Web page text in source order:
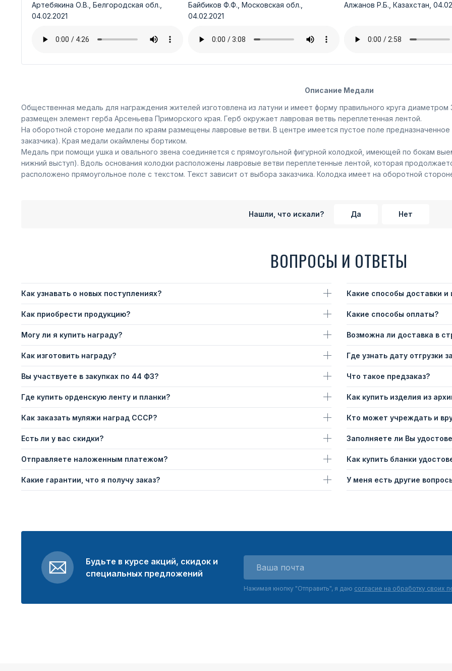
Артебякина О.В., Белгородская обл.,
04.02.2021
Байбиков Ф.Ф., Московская обл.,
04.02.2021
Алжанов Р.Б., Казахстан,
Описание Медали
Общественная медаль для награждения жителей изготовлена из латуни и имеет форму правильного круга
размещен элемент герба Арсеньева Приморского края. Герб окружает лавровая ветвь переплетенная лентой.
На оборотной стороне медали по краям размещены лавровые ветви. В центре имеется пустое поле
заказчика). Края медали окаймлены бортиком.
Медаль при помощи ушка и овального звена соединяется с прямоугольной фигурной колодкой, имеющей по бокам
нижний выступ). Вдоль основания колодки расположены лавровые ветви переплетенные лентой, которая
расположено прямоугольное поле с текстом. Текст зависит от выбора заказчика. Колодка имеет на оборотной
Нашли, что искали? Да Нет
ВОПРОСЫ И ОТВЕТЫ
Как узнавать о новых поступлениях?
Как приобрести продукцию?
Могу ли я купить награду?
Как изготовить награду?
Вы участвуете в закупках по 44 ФЗ?
Где купить орденскую ленту и планки?
Как заказать муляжи наград СССР?
Есть ли у вас скидки?
Отправляете наложенным платежом?
Какие гарантии, что я получу заказ?
Какие способы доставки и
Какие способы оплаты?
Возможна ли доставка в
Где узнать дату отгрузки
Что такое предзаказ?
Как купить изделия из
Кто может учреждать и
Заполняете ли Вы
Как купить бланки
У меня есть другие
Будьте в курсе акций, скидок и
специальных предложений
Нажимая кнопку "Отправить", я даю согласие на обработку своих